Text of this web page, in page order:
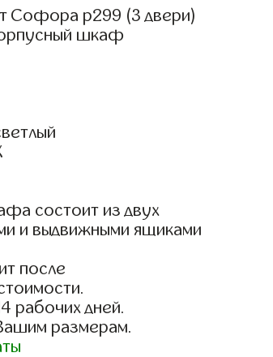
Софора р299 (3 двери)
шкаф
состоит из двух
и выдвижными ящиками
после
рабочих дней.
размерам.